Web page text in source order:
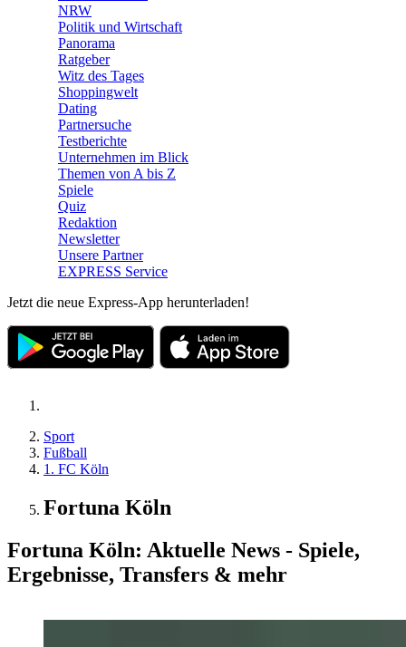
NRW
Politik und Wirtschaft
Panorama
Ratgeber
Witz des Tages
Shoppingwelt
Dating
Partnersuche
Testberichte
Unternehmen im Blick
Themen von A bis Z
Spiele
Quiz
Redaktion
Newsletter
Unsere Partner
EXPRESS Service
Jetzt die neue Express-App herunterladen!
Sport
Fußball
1. FC Köln
Fortuna Köln
Fortuna Köln: Aktuelle News - Spiele,
Ergebnisse, Transfers & mehr